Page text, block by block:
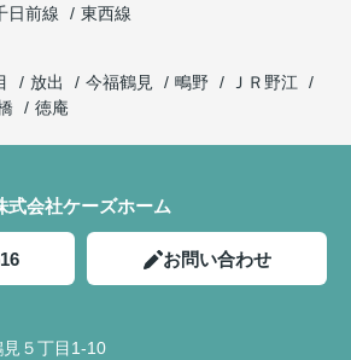
日前線
東西線
放出 今福鶴見 鴫野
ＪＲ野江
徳庵
式会社ケーズホーム
お問い合わせ
５丁目1-10